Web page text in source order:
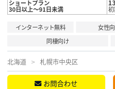
ショートプラン
30日以上～91日未満
インターネット無料 女性
同棲向け
北海道 札幌市中央区
お問合わせ